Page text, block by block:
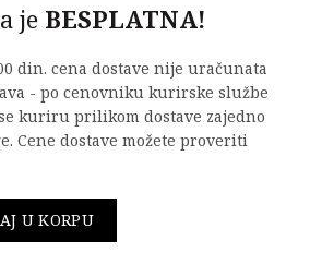
je BESPLATNA!
din. cena dostave nije uračunata
- po cenovniku kurirske službe
kuriru prilikom dostave zajedno
Cene dostave možete proveriti
U KORPU